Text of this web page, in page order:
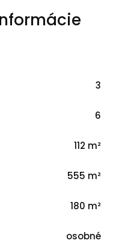
3
6
112 m²
555 m²
180 m²
osobné